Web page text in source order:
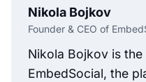
Nikola Bojkov
Founder & CEO of
Nikola Bojkov is
EmbedSocial, the